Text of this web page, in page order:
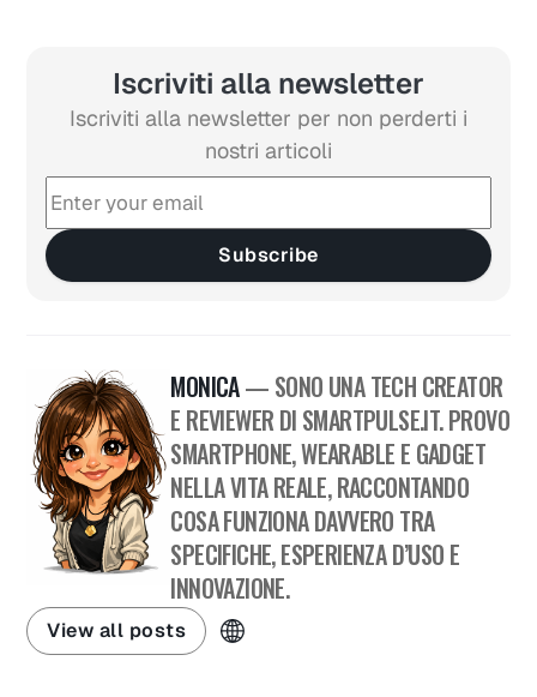
Iscriviti alla newsletter
Iscriviti alla newsletter per non perderti i
nostri articoli
Subscribe
MONICA— SONO UNA TECH CREATOR
E REVIEWER DI SMARTPULSE.IT. PROVO
SMARTPHONE, WEARABLE E GADGET
NELLA VITA REALE, RACCONTANDO
COSA FUNZIONA DAVVERO TRA
SPECIFICHE, ESPERIENZA D’USO E
INNOVAZIONE.
View all posts